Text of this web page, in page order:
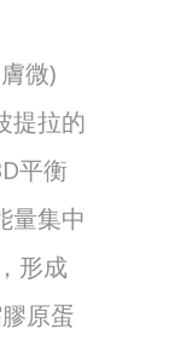
微)
提拉的
平衡
量集中
形成
原蛋